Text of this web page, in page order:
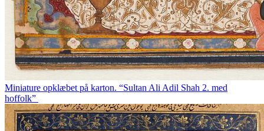
Miniature opklæbet på karton. “Sultan Ali Adil Shah 2. med
hoffolk”